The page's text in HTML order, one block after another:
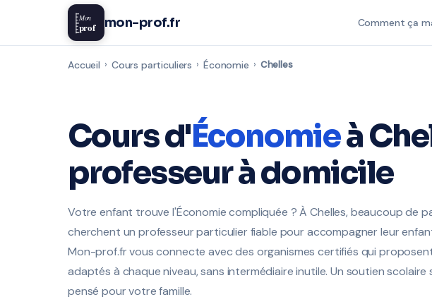
Mon
prof mon-prof.fr Comment ça
Accueil › Cours particuliers › Économie › Chelles
Cours d'Économieà
professeur à domicile
Votre enfant trouve l'Économie compliquée ? À Chelles, beaucoup de
cherchent un professeur particulier fiable pour accompagner leur
Mon-prof.fr vous connecte avec des organismes certifiés qui
adaptés à chaque niveau, sans intermédiaire inutile. Un soutien
pensé pour votre famille.